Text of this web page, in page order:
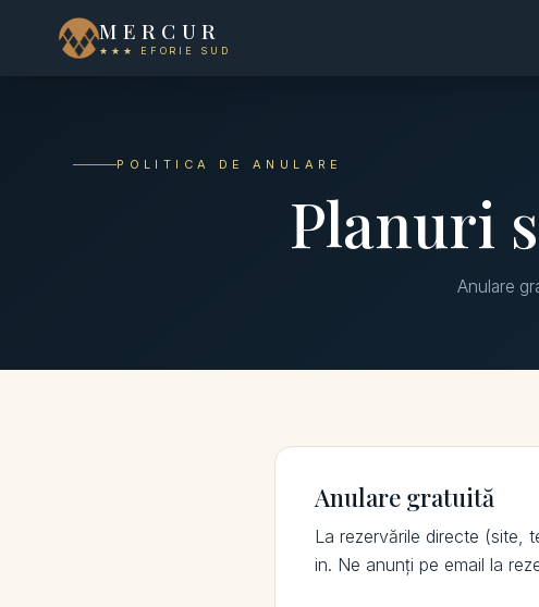
MERCUR
★★★ EFORIE SUD
POLITICA DE ANULARE
Planuri
Anulare
Anulare gratuită
La rezervările directe (site,
in. Ne anunți pe email la